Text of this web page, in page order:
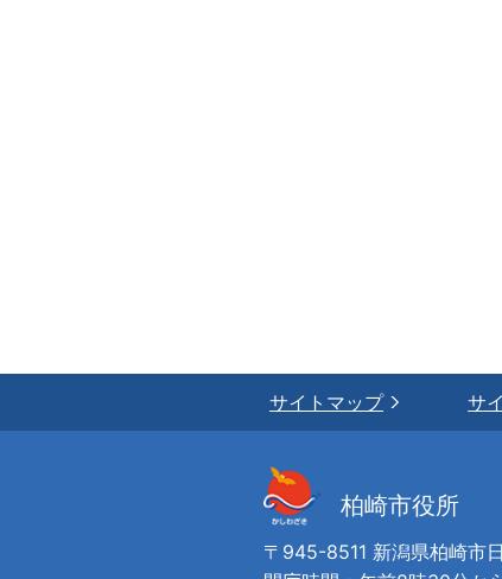
サイトマップ サ
柏崎市役所
〒945-8511 新潟県柏崎市